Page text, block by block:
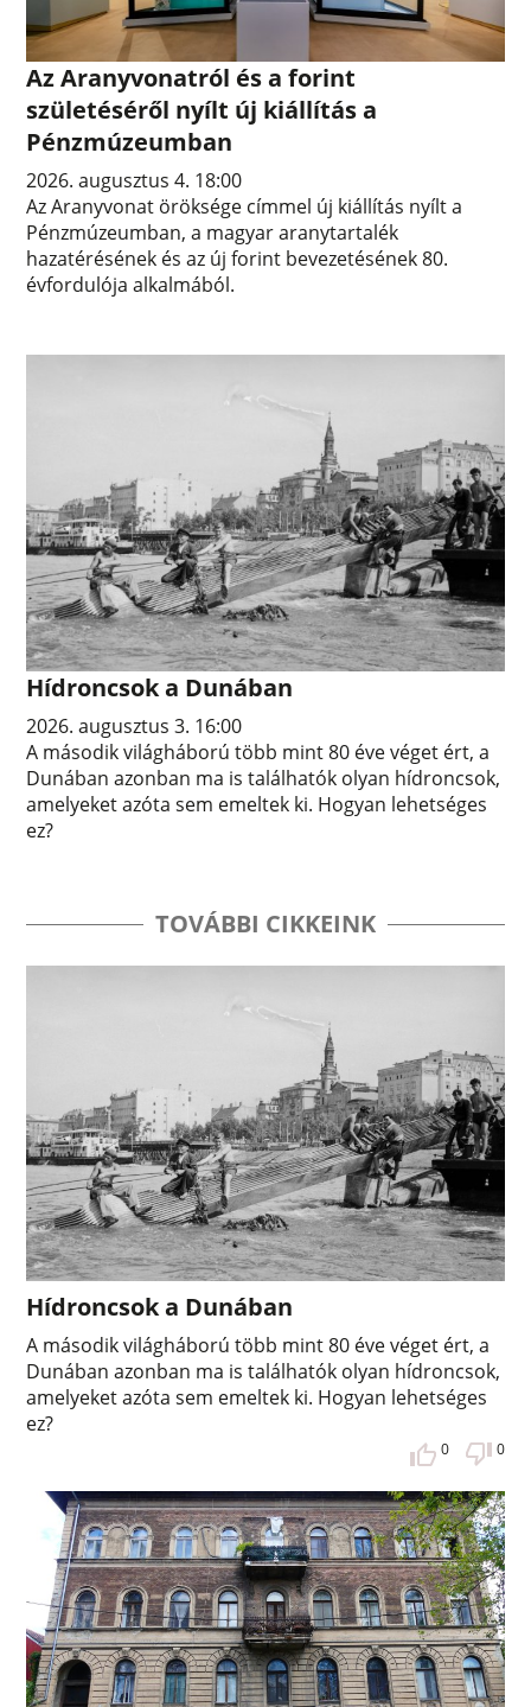
Az Aranyvonatról és a forint
születéséről nyílt új kiállítás a
Pénzmúzeumban
2026. augusztus 4. 18:00
Az Aranyvonat öröksége címmel új kiállítás nyílt a
Pénzmúzeumban, a magyar aranytartalék
hazatérésének és az új forint bevezetésének 80.
évfordulója alkalmából.
Hídroncsok a Dunában
2026. augusztus 3. 16:00
A második világháború több mint 80 éve véget ért, a
Dunában azonban ma is találhatók olyan hídroncsok,
amelyeket azóta sem emeltek ki. Hogyan lehetséges
ez?
TOVÁBBI CIKKEINK
Hídroncsok a Dunában
A második világháború több mint 80 éve véget ért, a
Dunában azonban ma is találhatók olyan hídroncsok,
amelyeket azóta sem emeltek ki. Hogyan lehetséges
ez?
0 0